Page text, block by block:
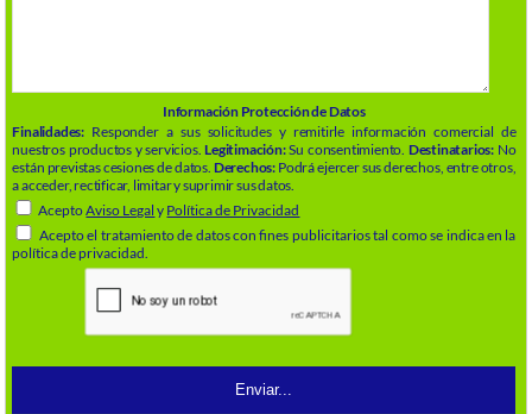
Información Protección de Datos
Finalidades: Responder a sus solicitudes y remitirle información comercial de
nuestros productos y servicios.Legitimación:Su consentimiento. Destinatarios:No
están previstas cesiones de datos. Derechos: Podrá ejercer sus derechos, entre otros,
a acceder, rectificar, limitar y suprimir sus datos.
AceptoAviso Legal y Política de Privacidad
Acepto el tratamiento de datos con fines publicitarios tal como se indica en la
política de privacidad.